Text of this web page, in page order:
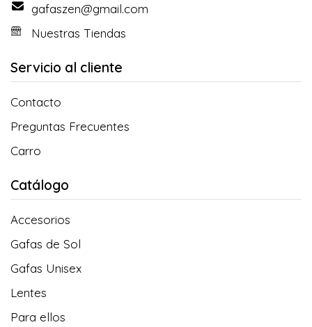
gafaszen@gmail.com
Nuestras Tiendas
Servicio al cliente
Contacto
Preguntas Frecuentes
Carro
Catálogo
Accesorios
Gafas de Sol
Gafas Unisex
Lentes
Para ellos